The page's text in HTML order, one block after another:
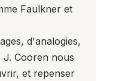
Faulkner et
d'analogies,
J. Cooren nous
et repenser